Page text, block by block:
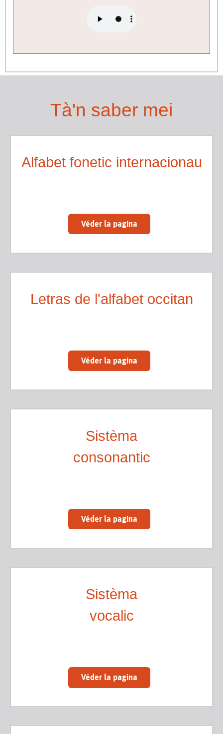
Tà'n saber mei
Alfabet fonetic internacionau
Véder la pagina
Letras de l'alfabet occitan
Véder la pagina
Sistèma
consonantic
Véder la pagina
Sistèma
vocalic
Véder la pagina